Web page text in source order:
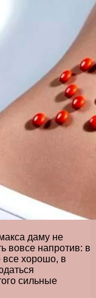
даму не
вовсе напротив: в
хорошо, в
сильные